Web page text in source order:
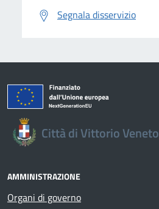
Segnala disservizio
Città di Vittorio Veneto
AMMINISTRAZIONE
Organi di governo